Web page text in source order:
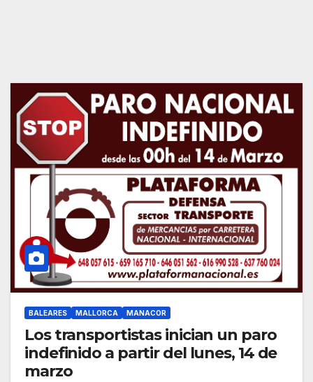
BALEARES MALLORCA MANACOR
Los transportistas inician un paro
indefinido a partir del lunes, 14 de
marzo